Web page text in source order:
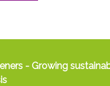
- Growing